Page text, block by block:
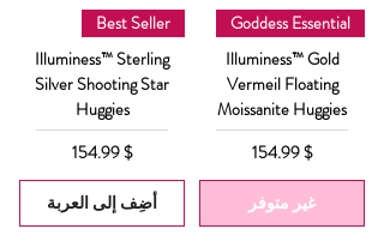
Goddess Essential
Illuminess™ Gold
Vermeil Floating
Moissanite Huggies
السعر
$ 154.99
غير متوفر
Best Seller
Illuminess™ Sterling
Silver Shooting Star
Huggies
السعر
$ 154.99
أضِف إلى العربة